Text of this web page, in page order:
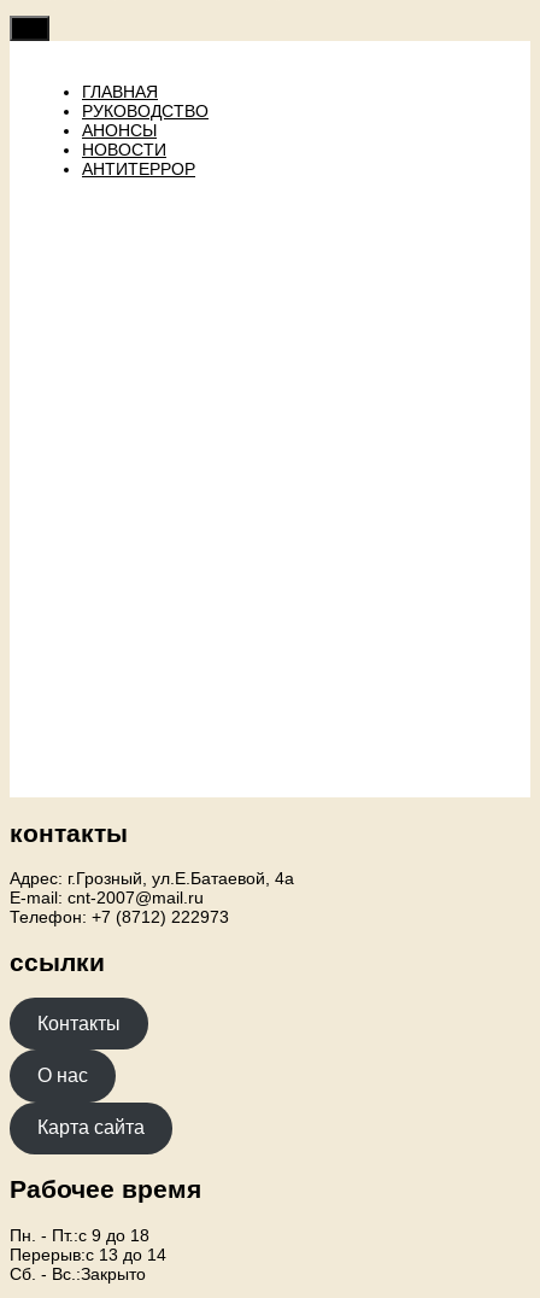
ГЛАВНАЯ
РУКОВОДСТВО
АНОНСЫ
НОВОСТИ
АНТИТЕРРОР
контакты
Адрес: г.Грозный, ул.Е.Батаевой, 4а
E-mail: cnt-2007@mail.ru
Телефон: +7 (8712) 222973
ссылки
Контакты
О нас
Карта сайта
Рабочее время
Пн. - Пт.:с 9 до 18
Перерыв:с 13 до 14
Сб. - Вс.:Закрыто